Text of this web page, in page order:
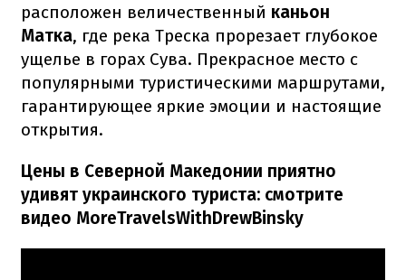
расположен величественный каньон
Матка, где река Треска прорезает глубокое
ущелье в горах Сува. Прекрасное место с
популярными туристическими маршрутами,
гарантирующее яркие эмоции и настоящие
открытия.
Цены в Северной Македонии приятно
удивят украинского туриста: смотрите
видео MoreTravelsWithDrewBinsky